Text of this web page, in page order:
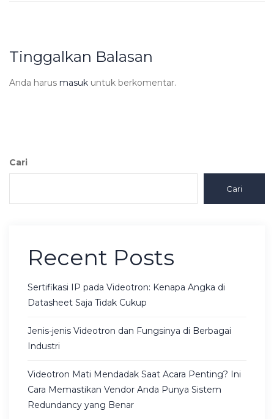
Tinggalkan Balasan
Anda harus masuk untuk berkomentar.
Cari
Cari
Recent Posts
Sertifikasi IP pada Videotron: Kenapa Angka di
Datasheet Saja Tidak Cukup
Jenis-jenis Videotron dan Fungsinya di Berbagai
Industri
Videotron Mati Mendadak Saat Acara Penting? Ini
Cara Memastikan Vendor Anda Punya Sistem
Redundancy yang Benar